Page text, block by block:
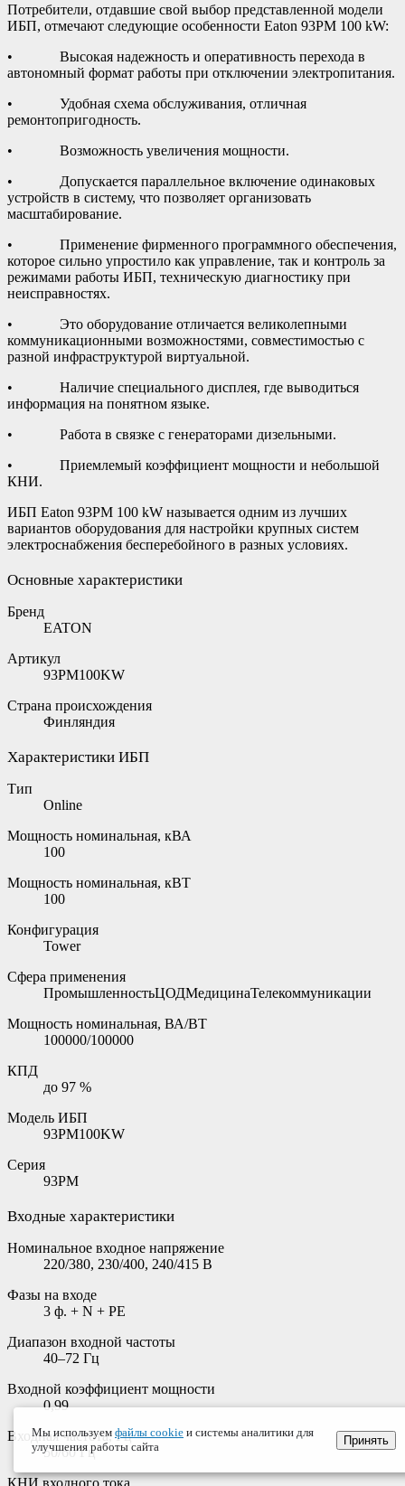
Потребители, отдавшие свой выбор представленной модели
ИБП, отмечают следующие особенности Eaton 93PM 100 kW:
• Высокая надежность и оперативность перехода в
автономный формат работы при отключении электропитания.
• Удобная схема обслуживания, отличная
ремонтопригодность.
• Возможность увеличения мощности.
• Допускается параллельное включение одинаковых
устройств в систему, что позволяет организовать
масштабирование.
• Применение фирменного программного обеспечения,
которое сильно упростило как управление, так и контроль за
режимами работы ИБП, техническую диагностику при
неисправностях.
• Это оборудование отличается великолепными
коммуникационными возможностями, совместимостью с
разной инфраструктурой виртуальной.
• Наличие специального дисплея, где выводиться
информация на понятном языке.
• Работа в связке с генераторами дизельными.
• Приемлемый коэффициент мощности и небольшой
КНИ.
ИБП Eaton 93PM 100 kW называется одним из лучших
вариантов оборудования для настройки крупных систем
электроснабжения бесперебойного в разных условиях.
Основные характеристики
Бренд
EATON
Артикул
93PM100KW
Страна происхождения
Финляндия
Характеристики ИБП
Тип
Online
Мощность номинальная, кВА
100
Мощность номинальная, кВТ
100
Конфигурация
Tower
Сфера применения
ПромышленностьЦОДМедицинаТелекоммуникации
Мощность номинальная, ВА/ВТ
100000/100000
КПД
до 97 %
Модель ИБП
93PM100KW
Серия
93PM
Входные характеристики
Номинальное входное напряжение
220/380, 230/400, 240/415 В
Фазы на входе
3 ф. + N + PE
Диапазон входной частоты
40–72 Гц
Входной коэффициент мощности
0,99
Входная частота, Гц
50/60 Гц
КНИ входного тока
Мы используем файлы cookie и системы аналитики для
улучшения работы сайта
Принять